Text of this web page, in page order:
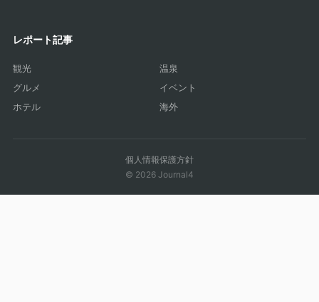
レポート記事
観光
温泉
グルメ
イベント
ホテル
海外
個人情報保護方針
© 2026 Journal4